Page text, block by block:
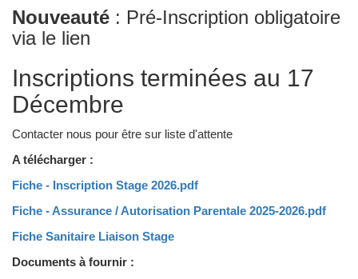
Nouveauté : Pré-Inscription obligatoire
via le lien
Inscriptions terminées au 17
Décembre
Contacter nous pour être sur liste d'attente
A télécharger :
Fiche - Inscription Stage 2026.pdf
Fiche - Assurance / Autorisation Parentale 2025-2026.pdf
Fiche Sanitaire Liaison Stage
Documents à fournir :